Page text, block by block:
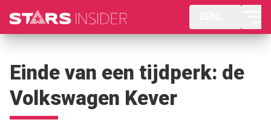
Einde van een tijdperk: de
Volkswagen Kever